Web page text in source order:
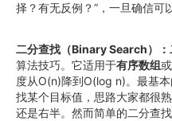
择？有无反例？”，一旦确信可
二分查找（Binary Search）
算法技巧。它适用于有序数组或
度从O(n)降到O(log n)。最基
找某个目标值，思路大家都很
还是右半。然而简单的二分查